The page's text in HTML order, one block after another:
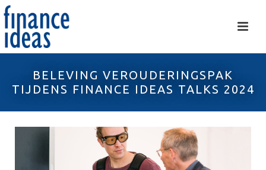
BELEVING VEROUDERINGSPAK
TIJDENS FINANCE IDEAS TALKS 2024